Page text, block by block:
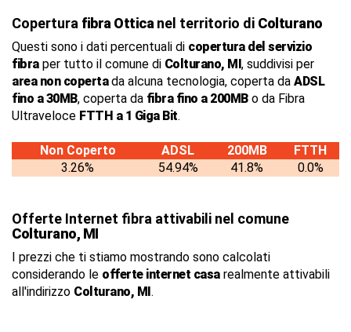
Copertura fibra Ottica nel territorio di Colturano
Questi sono i dati percentuali di copertura del servizio
fibraper tutto il comune di Colturano, MI, suddivisi per
area non copertada alcuna tecnologia, coperta da ADSL
fino a 30MB, coperta da fibra fino a 200MBo da Fibra
Ultraveloce FTTH a 1 Giga Bit.
Non Coperto ADSL 200MB
FTTH
3.26%
54.94% 41.8% 0.0%
Offerte Internet fibra attivabili nel comune
Colturano, MI
I prezzi che ti stiamo mostrando sono calcolati
considerando le offerte internet casarealmente attivabili
all'indirizzo Colturano, MI.